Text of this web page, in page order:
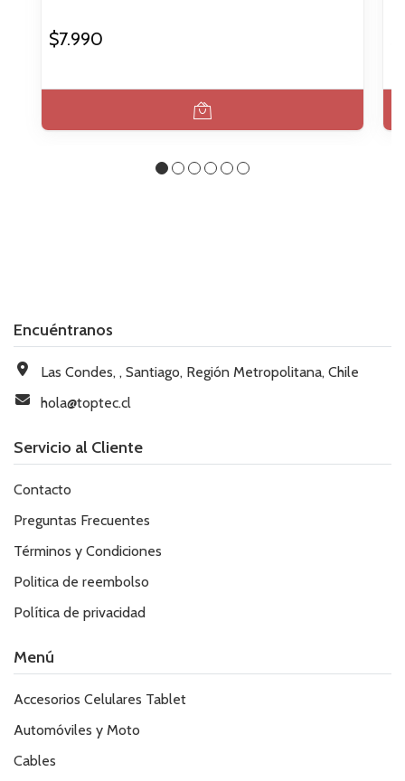
$7.990
Encuéntranos
Las Condes, , Santiago, Región Metropolitana, Chile
hola@toptec.cl
Servicio al Cliente
Contacto
Preguntas Frecuentes
Términos y Condiciones
Politica de reembolso
Política de privacidad
Menú
Accesorios Celulares Tablet
Automóviles y Moto
Cables